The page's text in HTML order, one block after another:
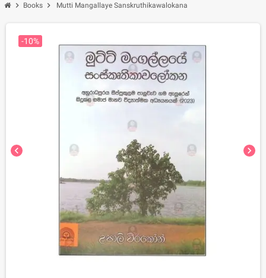
chevron_right Books chevron_right Mutti Mangallaye Sanskruthikawalokana
chevron_left chevron_right
-10%